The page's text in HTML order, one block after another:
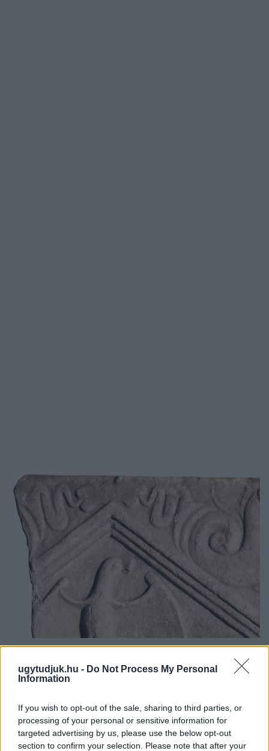
ugytudjuk.hu - Do Not Process My Personal
Information
If you wish to opt-out of the sale, sharing to third parties, or
processing of your personal or sensitive information for
targeted advertising by us, please use the below opt-out
section to confirm your selection. Please note that after your
TÁRLATVEZETÉSEK, WORKSHOP ÉS
KÖZÖNSÉGTALÁLKOZÓ VÁRJA A LÁTOGATÓKAT A
Ingyenes programokkal és különleges kiállításokkal készülnek a
hét második felére, a hőségriadó idején ráadásul a Várkazamata
– Kőtár is díjmentesen látogatható.